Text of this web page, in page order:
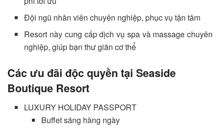
Đội ngũ nhân viên chuyên nghiệp, phục vụ tận tâm
Resort này cung cấp dịch vụ spa và massage chuyên
nghiệp, giúp bạn thư giãn cơ thể
Các ưu đãi độc quyền tại Seaside
Boutique Resort
LUXURY HOLIDAY PASSPORT
Buffet sáng hàng ngày